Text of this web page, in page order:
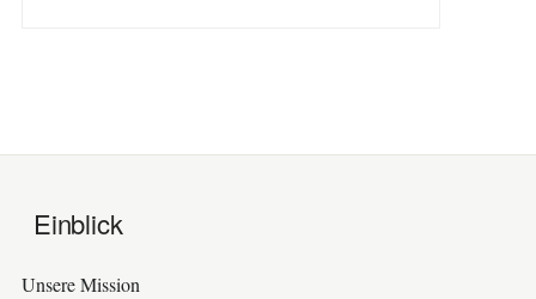
Einblick
Unsere Mission